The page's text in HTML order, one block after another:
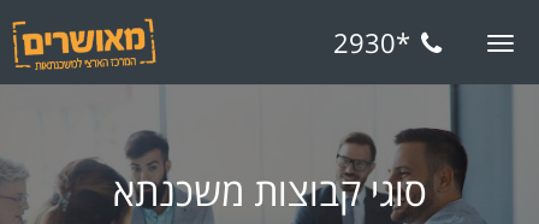
Toggle
*2930
סוגי קבוצות משכנתא